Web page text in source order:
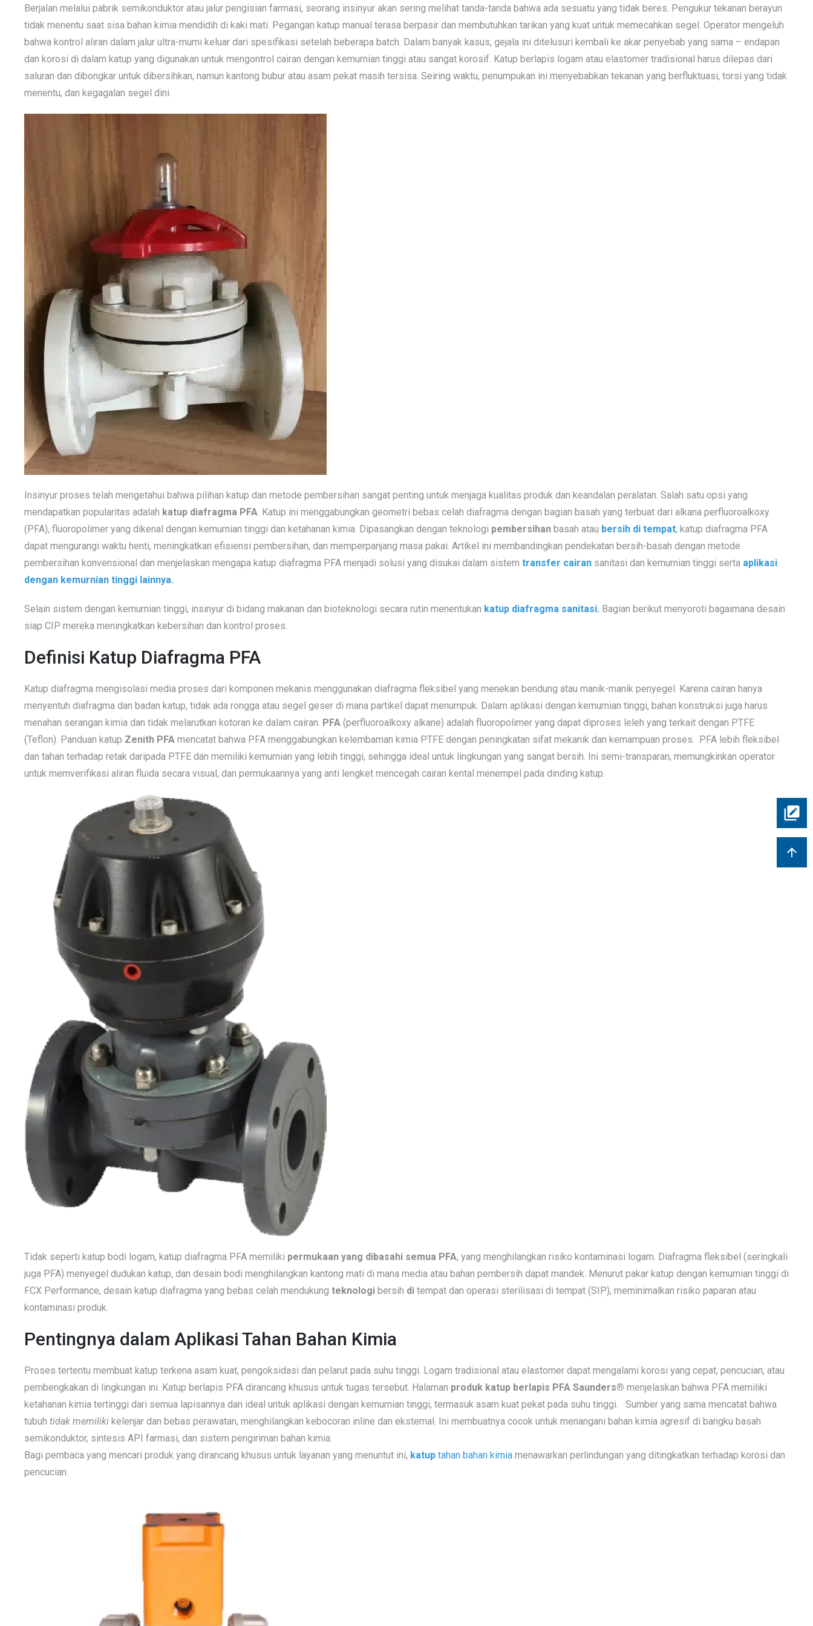
Berjalan melalui pabrik semikonduktor atau jalur pengisian farmasi, seorang insinyur akan sering melihat tanda-tanda bahwa ada sesuatu yang tidak beres. Pengukur tekanan berayun
tidak menentu saat sisa bahan kimia mendidih di kaki mati. Pegangan katup manual terasa berpasir dan membutuhkan tarikan yang kuat untuk memecahkan segel. Operator mengeluh
bahwa kontrol aliran dalam jalur ultra-murni keluar dari spesifikasi setelah beberapa batch. Dalam banyak kasus, gejala ini ditelusuri kembali ke akar penyebab yang sama – endapan
dan korosi di dalam katup yang digunakan untuk mengontrol cairan dengan kemurnian tinggi atau sangat korosif. Katup berlapis logam atau elastomer tradisional harus dilepas dari
saluran dan dibongkar untuk dibersihkan, namun kantong bubur atau asam pekat masih tersisa. Seiring waktu, penumpukan ini menyebabkan tekanan yang berfluktuasi, torsi yang tidak
menentu, dan kegagalan segel dini.
Insinyur proses telah mengetahui bahwa pilihan katup dan metode pembersihan sangat penting untuk menjaga kualitas produk dan keandalan peralatan. Salah satu opsi yang
mendapatkan popularitas adalah katup diafragma PFA . Katup ini menggabungkan geometri bebas celah diafragma dengan bagian basah yang terbuat dari alkana perfluoroalkoxy
(PFA), fluoropolimer yang dikenal dengan kemurnian tinggi dan ketahanan kimia. Dipasangkan dengan teknologi pembersihanbasah atau bersih di tempat,katup diafragma PFA
dapat mengurangi waktu henti, meningkatkan efisiensi pembersihan, dan memperpanjang masa pakai. Artikel ini membandingkan pendekatan bersih-basah dengan metode
pembersihan konvensional dan menjelaskan mengapa katup diafragma PFA menjadi solusi yang disukai dalam sistem transfer cairansanitasi dan kemurnian tinggi serta aplikasi
dengan kemurnian tinggilainnya.
Selain sistem dengan kemurnian tinggi, insinyur di bidang makanan dan bioteknologi secara rutin menentukan katup diafragma sanitasi. Bagian berikut menyoroti bagaimana desain
siap CIP mereka meningkatkan kebersihan dan kontrol proses.
Definisi Katup Diafragma PFA
Katup diafragma mengisolasi media proses dari komponen mekanis menggunakan diafragma fleksibel yang menekan bendung atau manik-manik penyegel. Karena cairan hanya
menyentuh diafragma dan badan katup, tidak ada rongga atau segel geser di mana partikel dapat menumpuk. Dalam aplikasi dengan kemurnian tinggi, bahan konstruksi juga harus
menahan serangan kimia dan tidak melarutkan kotoran ke dalam cairan. PFA (perfluoroalkoxy alkane) adalah fluoropolimer yang dapat diproses leleh yang terkait dengan PTFE
(Teflon). Panduan katup Zenith PFA mencatat bahwa PFA menggabungkan kelembaman kimia PTFE dengan peningkatan sifat mekanik dan kemampuan proses. PFA lebih fleksibel
dan tahan terhadap retak daripada PTFE dan memiliki kemurnian yang lebih tinggi, sehingga ideal untuk lingkungan yang sangat bersih. Ini semi-transparan, memungkinkan operator
untuk memverifikasi aliran fluida secara visual, dan permukaannya yang anti lengket mencegah cairan kental menempel pada dinding katup.
Tidak seperti katup bodi logam, katup diafragma PFA memiliki permukaan yang dibasahi semua PFA, yang menghilangkan risiko kontaminasi logam. Diafragma fleksibel (seringkali
juga PFA) menyegel dudukan katup, dan desain bodi menghilangkan kantong mati di mana media atau bahan pembersih dapat mandek. Menurut pakar katup dengan kemurnian tinggi di
FCX Performance, desain katup diafragma yang bebas celah mendukung teknologibersih di tempat dan operasi sterilisasi di tempat (SIP), meminimalkan risiko paparan atau
kontaminasi produk.
Pentingnya dalam Aplikasi Tahan Bahan Kimia
Proses tertentu membuat katup terkena asam kuat, pengoksidasi dan pelarut pada suhu tinggi. Logam tradisional atau elastomer dapat mengalami korosi yang cepat, pencucian, atau
pembengkakan di lingkungan ini. Katup berlapis PFA dirancang khusus untuk tugas tersebut. Halaman produk katup berlapis PFA Saunders® menjelaskan bahwa PFA memiliki
ketahanan kimia tertinggi dari semua lapisannya dan ideal untuk aplikasi dengan kemurnian tinggi, termasuk asam kuat pekat pada suhu tinggi.
Sumber yang sama mencatat bahwa
tubuh tidak memilikikelenjar dan bebas perawatan, menghilangkan kebocoran inline dan eksternal. Ini membuatnya cocok untuk menangani bahan kimia agresif di bangku basah
semikonduktor, sintesis API farmasi, dan sistem pengiriman bahan kimia.
Bagi pembaca yang mencari produk yang dirancang khusus untuk layanan yang menuntut ini, katuptahan bahan kimia menawarkan perlindungan yang ditingkatkan terhadap korosi dan
pencucian.